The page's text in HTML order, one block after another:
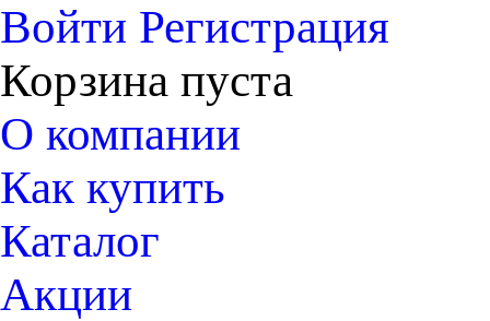
Войти Регистрация
Корзина пуста
О компании
Как купить
Каталог
Акции